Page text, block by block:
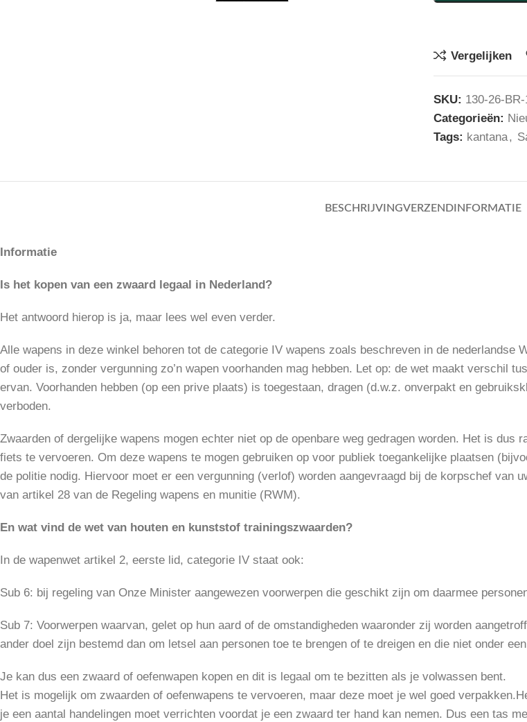
Vergelijken
SKU: 130-26-
Categorieën:
Tags: kantana,
BESCHRIJVINGVERZENDINFORMATIE
Informatie
Is het kopen van een zwaard legaal in Nederland?
Het antwoord hierop is ja, maar lees wel even verder.
Alle wapens in deze winkel behoren tot de categorie IV wapens zoals beschreven in de nederlandse
of ouder is, zonder vergunning zo’n wapen voorhanden mag hebben. Let op: de wet maakt verschil
ervan. Voorhanden hebben (op een prive plaats) is toegestaan, dragen (d.w.z. onverpakt en
verboden.
Zwaarden of dergelijke wapens mogen echter niet op de openbare weg gedragen worden. Het is dus
fiets te vervoeren. Om deze wapens te mogen gebruiken op voor publiek toegankelijke plaatsen
de politie nodig. Hiervoor moet er een vergunning (verlof) worden aangevraagd bij de korpschef van
van artikel 28 van de Regeling wapens en munitie (RWM).
En wat vind de wet van houten en kunststof trainingszwaarden?
In de wapenwet artikel 2, eerste lid, categorie IV staat ook:
Sub 6: bij regeling van Onze Minister aangewezen voorwerpen die geschikt zijn om daarmee
Sub 7: Voorwerpen waarvan, gelet op hun aard of de omstandigheden waaronder zij worden
ander doel zijn bestemd dan om letsel aan personen toe te brengen of te dreigen en die niet onder
Je kan dus een zwaard of oefenwapen kopen en dit is legaal om te bezitten als je volwassen bent.
Het is mogelijk om zwaarden of oefenwapens te vervoeren, maar deze moet je wel goed
je een aantal handelingen moet verrichten voordat je een zwaard ter hand kan nemen. Dus een tas